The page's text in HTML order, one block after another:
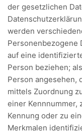
der gesetzlichen
werden
Personenbezogene
auf eine
Person beziehen;
Person angesehen,
mittels Zuordnung
einer Kennnummer,
Kennung oder zu
Merkmalen